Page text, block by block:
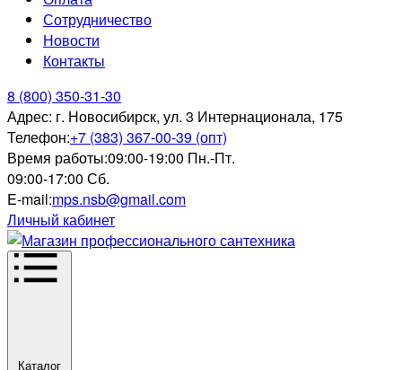
Сотрудничество
Новости
Контакты
8 (800) 350-31-30
Адрес: г. Новосибирск, ул. 3 Интернационала, 175
Телефон:+7 (383) 367-00-39 (опт)
Время работы:09:00-19:00 Пн.-Пт.
09:00-17:00 Сб.
E-mail:mps.nsb@gmail.com
Личный кабинет
Каталог